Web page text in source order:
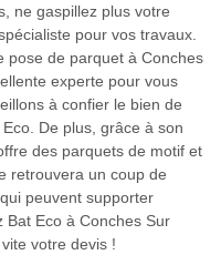
ne gaspillez plus votre
pour vos travaux.
pose de parquet à Conches
experte pour vous
à confier le bien de
De plus, grâce à son
des parquets de motif et
retrouvera un coup de
peuvent supporter
Bat Eco à Conches Sur
votre devis !